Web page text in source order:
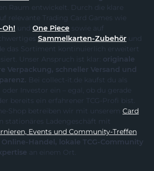
Raum entwickelt. Durch die klare
auf relevante Trading Card Games wie
Oh! und One Piece sowie auf
Sammelkarten-Zubehör
kontinuierlich erweitert
und professionalisiert. Unser Anspruch ist klar: originale
Bei collect-it.de kaufst du als
ein – egal, ob du gerade
ein erfahrener TCG-Profi bist.
Shop betreiben wir mit unserem Card
stationäres Ladengeschäft mit
Turnieren, Events und Community-Treffen.
Online-Handel, lokale TCG-Community
an einem Ort.